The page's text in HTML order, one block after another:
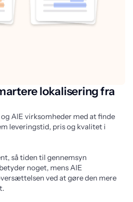
lokalisering fra
AIE virksomheder med at finde
leveringstid, pris og kvalitet i
så tiden til gennemsyn
noget, mens AIE
ved at gøre den mere